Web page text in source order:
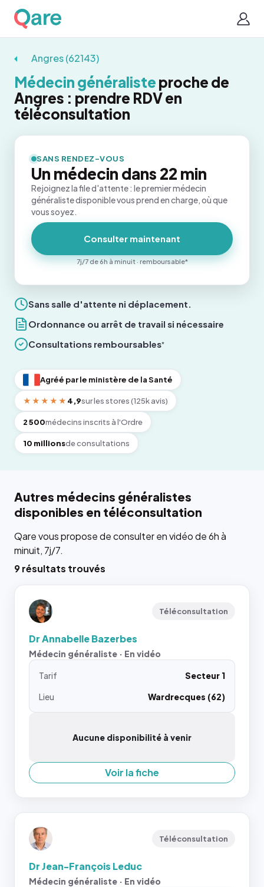
Angres (62143)
Médecin généraliste proche de
Angres : prendre RDV en
téléconsultation
Sans salle d'attente ni déplacement.
Ordonnance ou arrêt de travail si nécessaire
Consultations remboursables*
Agréé par le ministère de la Santé
★★★★★ 4,9sur les stores (125k avis)
2 500médecins inscrits à l'Ordre
10 millionsde consultations
SANS RENDEZ-VOUS
Un médecin dans 22 min
Rejoignez la file d'attente : le premier médecin
généraliste disponible vous prend en charge, où que
vous soyez.
Consulter maintenant
7j/7 de 6h à minuit · remboursable*
Autres médecins généralistes
disponibles en téléconsultation
Qare vous propose de consulter en vidéo de 6h à
minuit, 7j/7.
9 résultats trouvés
Téléconsultation
Dr Annabelle Bazerbes
Médecin généraliste · En vidéo
Tarif
Secteur 1
Lieu
Wardrecques (62)
Aucune disponibilité à venir
Voir la fiche
Téléconsultation
Dr Jean-François Leduc
Médecin généraliste · En vidéo